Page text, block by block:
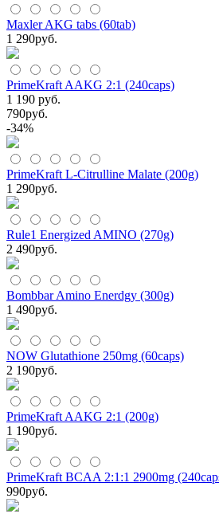
Maxler AKG tabs (60tab)
1 290руб.
PrimeKraft AAKG 2:1 (240caps)
1 190 руб.
790руб.
-34%
PrimeKraft L-Citrulline Malate (200g)
1 290руб.
Rule1 Energized AMINO (270g)
2 490руб.
Bombbar Amino Enerdgy (300g)
1 490руб.
NOW Glutathione 250mg (60caps)
2 190руб.
PrimeKraft AAKG 2:1 (200g)
1 190руб.
PrimeKraft BCAA 2:1:1 2900mg
990руб.